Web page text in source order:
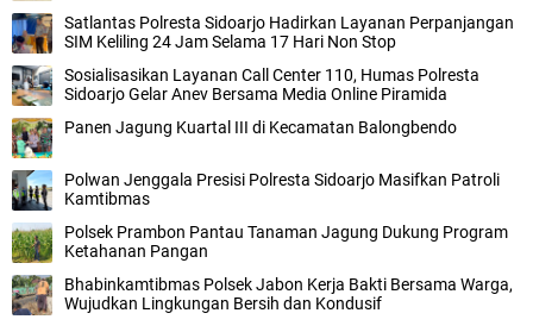
Satlantas Polresta Sidoarjo Hadirkan Layanan Perpanjangan
SIM Keliling 24 Jam Selama 17 Hari Non Stop
Sosialisasikan Layanan Call Center 110, Humas Polresta
Sidoarjo Gelar Anev Bersama Media Online Piramida
Panen Jagung Kuartal III di Kecamatan Balongbendo
Polwan Jenggala Presisi Polresta Sidoarjo Masifkan Patroli
Kamtibmas
Polsek Prambon Pantau Tanaman Jagung Dukung Program
Ketahanan Pangan
Bhabinkamtibmas Polsek Jabon Kerja Bakti Bersama Warga,
Wujudkan Lingkungan Bersih dan Kondusif